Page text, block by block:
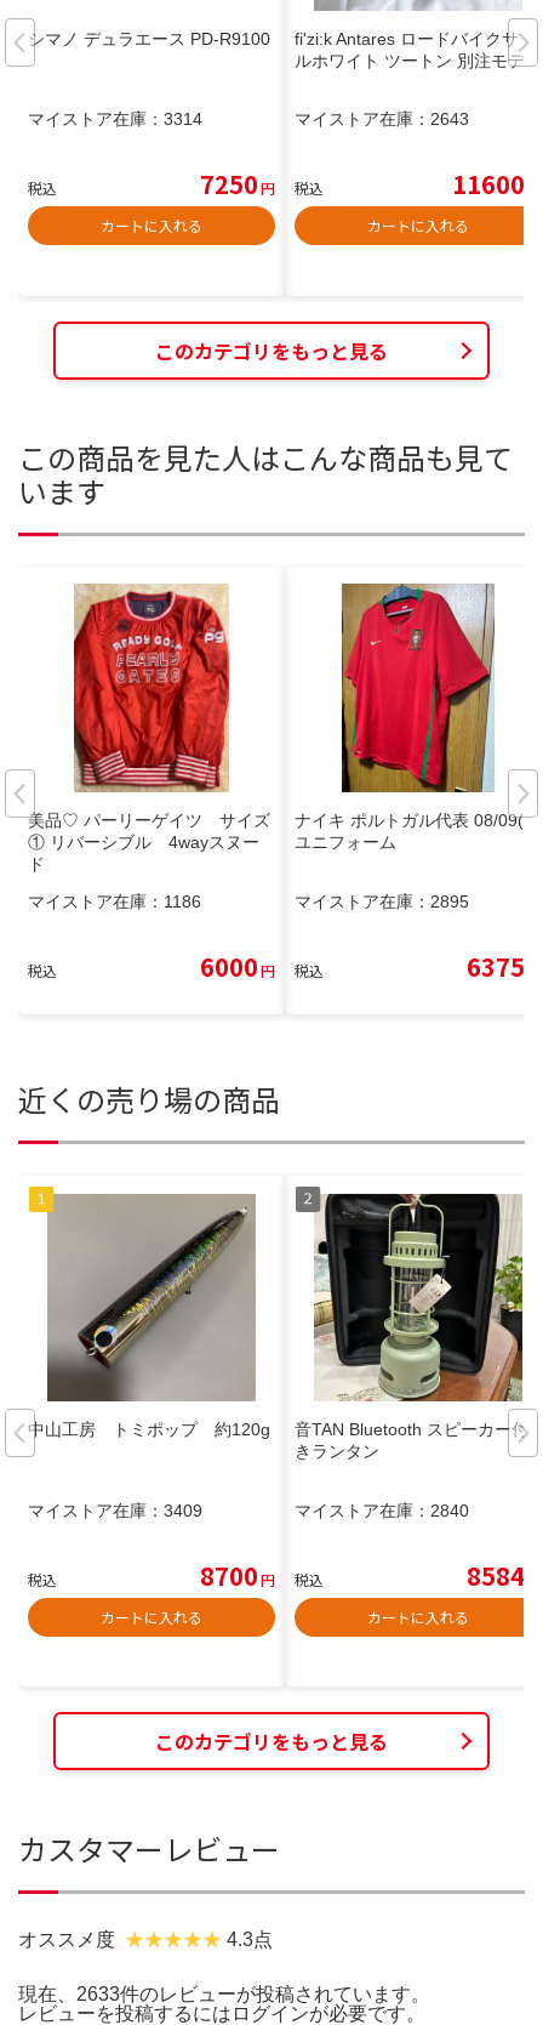
シマノ デュラエース PD-R9100
マイストア在庫： 3314
税込 7250円
カートに入れる
fi'zi:k Antares ロードバイクサド
ルホワイト ツートン 別注モデル
マイストア在庫： 2643
税込 11600
カートに入れる
このカテゴリをもっと見る
この商品を見た人はこんな商品も見て
います
美品♡ パーリーゲイツ サイズ
① リバーシブル 4wayスヌー
ド
マイストア在庫： 1186
税込 6000円
ナイキ ポルトガル代表 08/09(H)
ユニフォーム
マイストア在庫： 2895
税込 6375
近くの売り場の商品
中山工房 トミポップ 約120g
マイストア在庫： 3409
税込 8700円
カートに入れる
音TAN Bluetooth スピーカー付
きランタン
マイストア在庫： 2840
税込 8584
カートに入れる
このカテゴリをもっと見る
カスタマーレビュー
オススメ度 4.3点
現在、2633件のレビューが投稿されています。
レビューを投稿するには ログインが必要です。